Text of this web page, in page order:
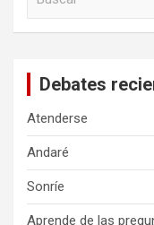
Debates
Atenderse
Andaré
Sonríe
Aprende de las